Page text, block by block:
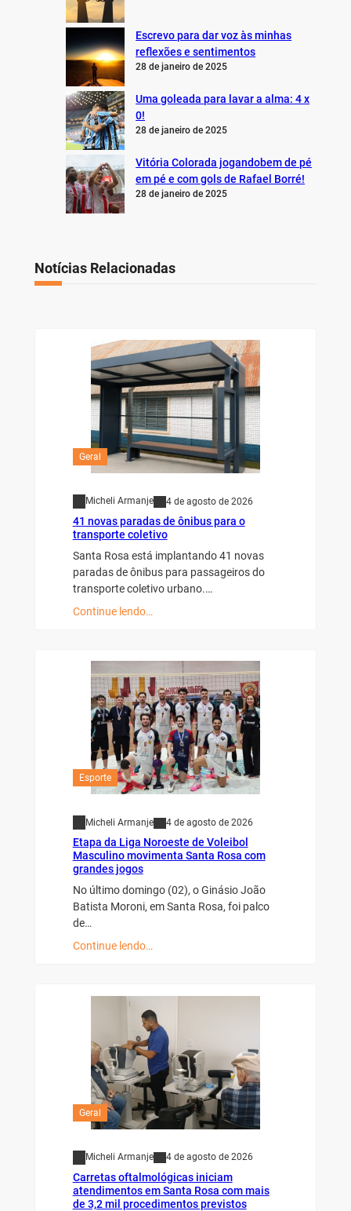
Escrevo para dar voz às minhas
reflexões e sentimentos
28 de janeiro de 2025
Uma goleada para lavar a alma: 4 x
0!
28 de janeiro de 2025
Vitória Colorada jogandobem de pé
em pé e com gols de Rafael Borré!
28 de janeiro de 2025
Notícias Relacionadas
Geral
Micheli Armanje 4 de agosto de 2026
41 novas paradas de ônibus para o
transporte coletivo
Santa Rosa está implantando 41 novas
paradas de ônibus para passageiros do
transporte coletivo urbano.…
Continue lendo…
Esporte
Micheli Armanje 4 de agosto de 2026
Etapa da Liga Noroeste de Voleibol
Masculino movimenta Santa Rosa com
grandes jogos
No último domingo (02), o Ginásio João
Batista Moroni, em Santa Rosa, foi palco
de…
Continue lendo…
Geral
Micheli Armanje 4 de agosto de 2026
Carretas oftalmológicas iniciam
atendimentos em Santa Rosa com mais
de 3,2 mil procedimentos previstos